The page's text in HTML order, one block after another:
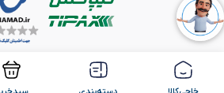
استفاده از مطالب فروشگاه اینترنتی خاجی‌ کالا
فقط